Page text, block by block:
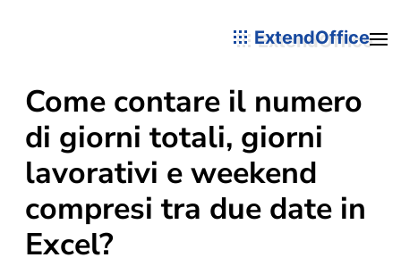
ExtendOffice
Come contare il numero
di giorni totali, giorni
lavorativi e weekend
compresi tra due date in
Excel?